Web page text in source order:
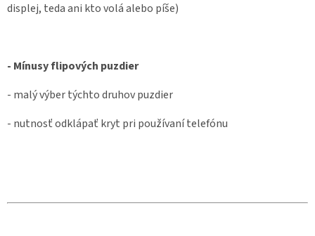
displej, teda ani kto volá alebo píše)
- Mínusy flipových puzdier
- malý výber týchto druhov puzdier
- nutnosť odklápať kryt pri používaní telefónu